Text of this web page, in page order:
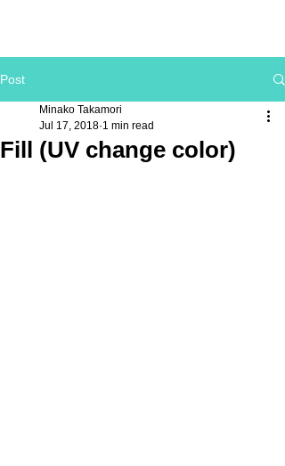
Post
Fill (UV change color)
Minako Takamori
Jul 17, 2018 1 min read